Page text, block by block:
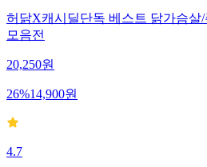
허닭X캐시딜단독 베스트 닭가슴살/
모음전
20,250원
26%14,900원
4.7